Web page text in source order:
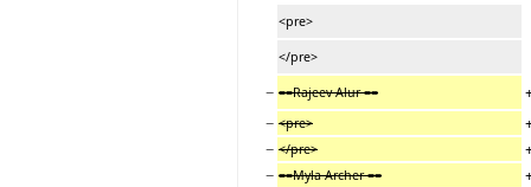
<pre>
</pre>
− ==Rajeev Alur ==
− <pre>
− </pre>
− ==Myla Archer ==